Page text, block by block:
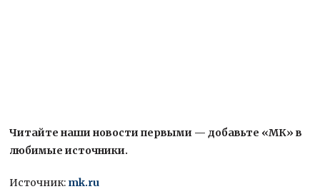
Читайте наши новости первыми — добавьте «МК» в
любимые источники.
Источник: mk.ru